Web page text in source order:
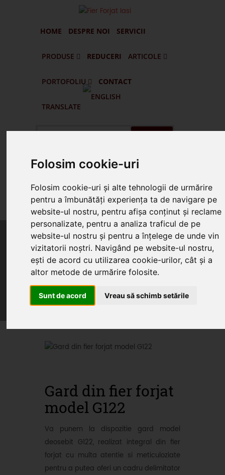
Folosim cookie-uri
Folosim cookie-uri și alte tehnologii de urmărire
pentru a îmbunătăți experiența ta de navigare pe
website-ul nostru, pentru afișa conținut și reclame
personalizate, pentru a analiza traficul de pe
website-ul nostru și pentru a înțelege de unde vin
vizitatorii noștri. Navigând pe website-ul nostru,
ești de acord cu utilizarea cookie-urilor, cât și a
altor metode de urmărire folosite.
Sunt de acord Vreau să schimb setările
HOME DESPRE NOI SERVICII
PRODUSE REDUCERI ARTICOLE
PORTOFOLIU CONTACT
TRANSLATE
Suna Prin WhatsApp
Suna 0745.578.165
Home Produse Oferte
Servicii
Oferte promotionale si
Gard din fier forjat
model G122
Va punem la dispozitie gard model
deosebit G122, realizat integral din fier
forjat cu multa atentie si meticuloziate
pentru a putea oferi un cadru delimitator